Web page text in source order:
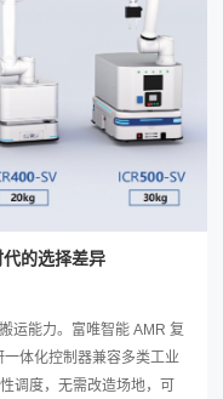
的选择差异
运能力。富唯智能 AMR 复
体化控制器兼容多类工业
调度，无需改造场地，可